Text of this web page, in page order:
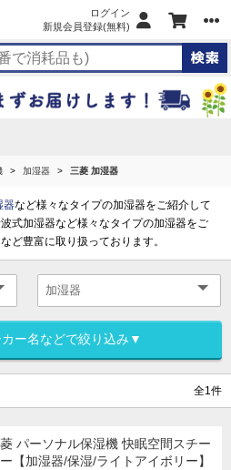
ログイン
新規会員登録(無料)
加湿器 三菱 加湿器
器など様々なタイプの加湿器をご紹介して
式加湿器など様々なタイプの加湿器をご
ど豊富に取り扱っております。
ー名などで絞り込み▼
全1件
パーソナル保湿機 快眠空間スチー
【加湿器/保湿/ライトアイボリー】